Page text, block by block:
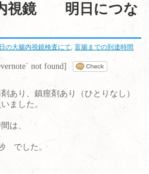
視鏡 明日につな
の大腸内視鏡検査にて ,盲腸までの到達時間
not found]
あり、鎮痙剤あり（ひとりなし）
ました。
は、
でした。